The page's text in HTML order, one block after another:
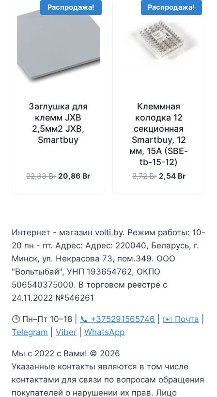
Распродажа!
Заглушка для
клемм JXB
2,5мм2 JXB,
Smartbuy
22,33Br Первоначальная
20,86 BrТекущая
Распродажа!
Клеммная
колодка 12
секционная
Smartbuy, 12
мм, 15А (SBE-
tb-15-12)
2,72Br 2,54 BrТекущая
Интернет - магазин volti.by. Режим работы: 10-
20 пн - пт. Адрес: Адрес: 220040, Беларусь, г.
Минск, ул. Некрасова 73, пом.349. ООО
"Вольтыбай", УНП 193654762, ОКПО
506540375000. В торговом реестре с
24.11.2022 №546261
🕒 Пн–Пт 10–18 | 📞 +375291565746 ✉️ Почта
Telegram
Viber WhatsApp
Мы с 2022 с Вами! © 2026
Указанные контакты являются в том числе
контактами для связи по вопросам обращения
покупателей о нарушении их прав. Лицо